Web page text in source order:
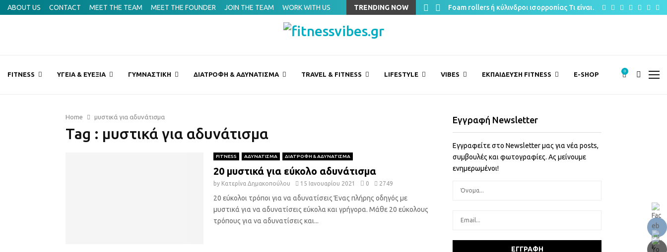
ABOUT US CONTACT MEET THE TEAM MEET THE FOUNDER JOIN THE TEAM WORK WITH US TRENDING NOW
τον όρο hatha yoga; Mermaiding στην αθλητική επιστήμη Foam rollers ή κύλινδροι ισορροπίας Τι είναι… Facebook
TwitterInstagram
Pinterest
Youtube
Email
FITNESS ΥΓΕΙΑ & ΕΥΕΞΙΑ ΓΥΜΝΑΣΤΙΚΗ ΔΙΑΤΡΟΦΗ & ΑΔΥΝΑΤΙΣΜΑ TRAVEL & FITNESS LIFESTYLE VIBES ΕΚΠΑΙΔΕΥΣΗ FITNESS E-SHOP 0
Home μυστικά για αδυνάτισμα
Tag : μυστικά για αδυνάτισμα
FITNESS ΑΔΥΝΑΤΙΣΜΑ ΔΙΑΤΡΟΦΗ & ΑΔΥΝΑΤΙΣΜΑ
20 μυστικά για εύκολο αδυνάτισμα
by Κατερίνα Δημακοπούλου 15 Ιανουαρίου 2021 0 2749
20 εύκολοι τρόποι για να αδυνατίσεις Ένας πλήρης οδηγός με
μυστικά για να αδυνατίσεις εύκολα και γρήγορα. Μάθε 20 εύκολους
τρόπους για να αδυνατίσεις και...
Εγγραφή Newsletter
Εγγραφείτε στο Newsletter μας για νέα posts,
συμβουλές και φωτογραφίες. Ας μείνουμε
ενημερωμένοι!